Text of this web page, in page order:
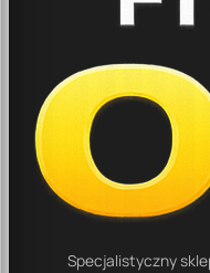
Specjalistyczny